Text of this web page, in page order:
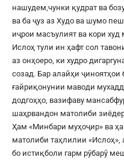
нашудем,чунки қудрат ва
ва ба ҷуз аз Худо ва шумо
иҷрои масъулият ва кори худ
Ислоҳ тули ин ҳафт сол
аз онҳоеро, ки худро
созад. Бар алайҳи ҷиноятҳои
ғайриқонунии маводи
додгоҳҳо, вазифаву
шаҳрвандон матолиби
Ҳам «Минбари муҳоҷир» ва
матолиби таҳлилии «Ислоҳ»,
бо истиқболи гарм рӯбарӯ